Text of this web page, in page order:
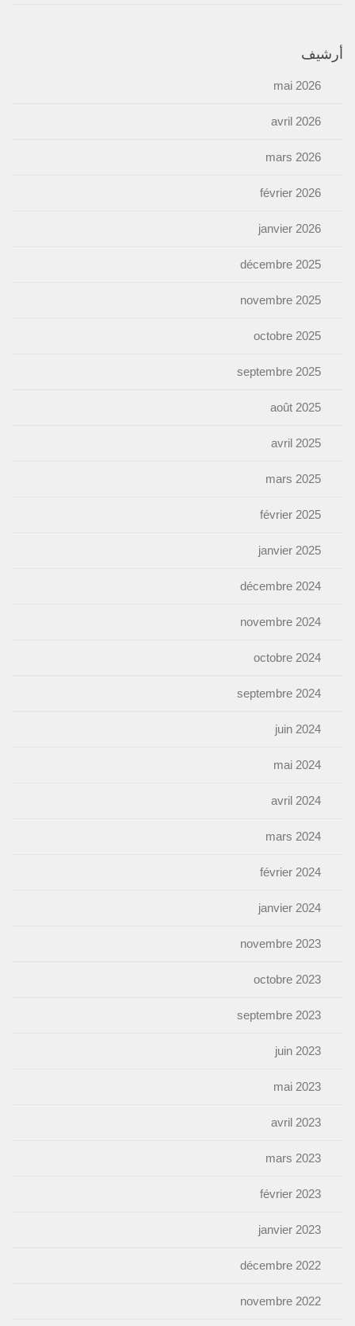
أرشيف
mai 2026
avril 2026
mars 2026
février 2026
janvier 2026
décembre 2025
novembre 2025
octobre 2025
septembre 2025
août 2025
avril 2025
mars 2025
février 2025
janvier 2025
décembre 2024
novembre 2024
octobre 2024
septembre 2024
juin 2024
mai 2024
avril 2024
mars 2024
février 2024
janvier 2024
novembre 2023
octobre 2023
septembre 2023
juin 2023
mai 2023
avril 2023
mars 2023
février 2023
janvier 2023
décembre 2022
novembre 2022